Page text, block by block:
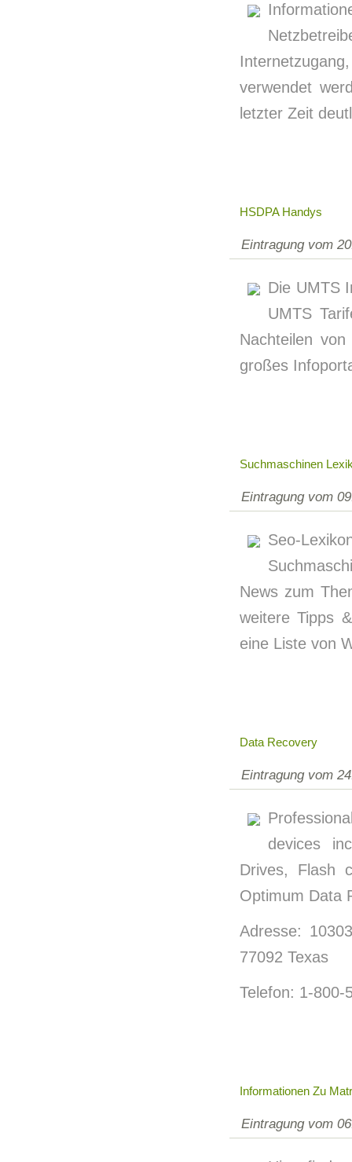
verwendet
letzter Zeit
HSDPA Handys
Eintragung vom
Die UMTS
UMTS
Nachteilen
großes
Suchmaschinen
Eintragung vom
Seo-
News zum
weitere Tipps
eine Liste von
Data Recovery
Eintragung vom
devices
Drives, Flash
Optimum Data
Adresse:
77092 Texas
Telefon: 1-800-
Informationen Zu
Eintragung vom